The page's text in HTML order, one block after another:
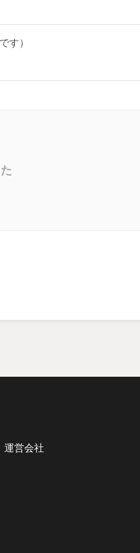
す）
運営会社